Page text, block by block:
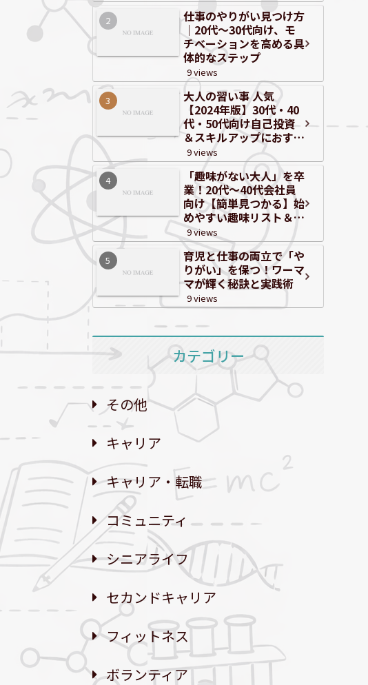
仕事のやりがい見つけ方
｜20代～30代向け、モ
チベーションを高める具
体的なステップ
9 views
大人の習い事 人気
【2024年版】30代・40
代・50代向け自己投資
＆スキルアップにおすす
めジャンルと体験情報
9 views
「趣味がない大人」を卒
業！20代〜40代会社員
向け【簡単見つかる】始
めやすい趣味リスト＆自
己分析
9 views
育児と仕事の両立で「や
りがい」を保つ！ワーマ
マが輝く秘訣と実践術
9 views
カテゴリー
その他
キャリア
キャリア・転職
コミュニティ
シニアライフ
セカンドキャリア
フィットネス
ボランティア